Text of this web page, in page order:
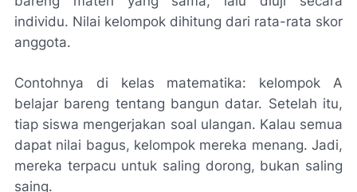
individu. Nilai kelompok dihitung dari rata-rata skor
anggota.
Contohnya di kelas matematika: kelompok A
belajar bareng tentang bangun datar. Setelah itu,
tiap siswa mengerjakan soal ulangan. Kalau semua
dapat nilai bagus, kelompok mereka menang. Jadi,
mereka terpacu untuk saling dorong, bukan saling
saing.